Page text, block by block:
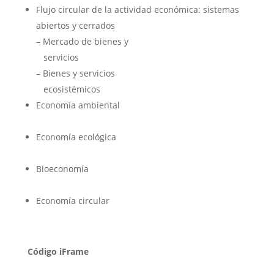
Flujo circular de la actividad económica: sistemas
abiertos y cerrados
– Mercado de bienes y
servicios
– Bienes y servicios
ecosistémicos
Economía ambiental
Economía ecológica
Bioeconomía
Economía circular
Código iFrame